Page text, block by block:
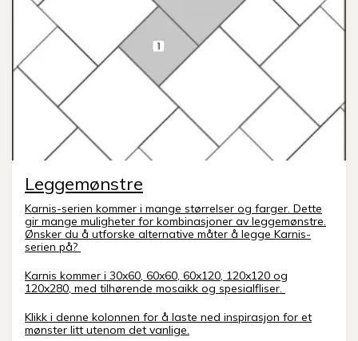
Leggemønstre
Karnis-serien kommer i mange størrelser og farger. Dette
gir mange muligheter for kombinasjoner av leggemønstre.
Ønsker du å utforske alternative måter å legge Karnis-
serien på?
Karnis kommer i 30x60, 60x60, 60x120, 120x120 og
120x280, med tilhørende mosaikk og spesialfliser.
Klikk i denne kolonnen for å laste ned inspirasjon for et
mønster litt utenom det vanlige.